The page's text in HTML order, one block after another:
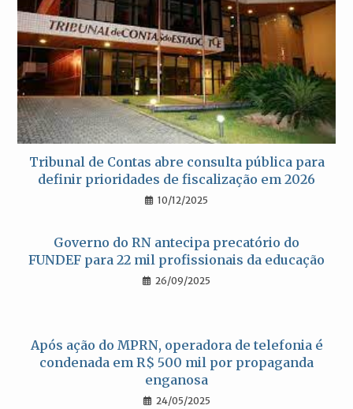
Tribunal de Contas abre consulta pública para
definir prioridades de fiscalização em 2026
10/12/2025
Governo do RN antecipa precatório do
FUNDEF para 22 mil profissionais da educação
26/09/2025
Após ação do MPRN, operadora de telefonia é
condenada em R$ 500 mil por propaganda
enganosa
24/05/2025